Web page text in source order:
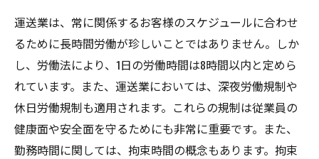
運送業は、常に関係するお客様のスケジュールに合わせ
るために長時間労働が珍しいことではありません。しか
し、労働法により、1日の労働時間は8時間以内と定めら
れています。また、運送業においては、深夜労働規制や
休日労働規制も適用されます。これらの規制は従業員の
健康面や安全面を守るためにも非常に重要です。また、
勤務時間に関しては、拘束時間の概念もあります。拘束